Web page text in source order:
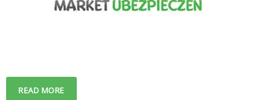
READ MORE